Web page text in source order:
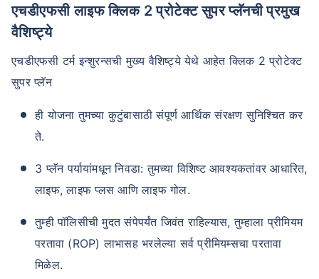
एचडीएफसी लाइफ क्लिक 2 प्रोटेक्ट सुपर प्लॅनची ​​प्रमुख
वैशिष्ट्ये
एचडीएफसी टर्म इन्शुरन्सची मुख्य वैशिष्ट्ये येथे आहेत क्लिक 2 प्रोटेक्ट
सुपर प्लॅन
ही योजना तुमच्या कुटुंबासाठी संपूर्ण आर्थिक संरक्षण सुनिश्चित कर
ते.
3 प्लॅन पर्यायांमधून निवडा: तुमच्या विशिष्ट आवश्यकतांवर आधारित,
लाइफ, लाइफ प्लस आणि लाइफ गोल.
तुम्ही पॉलिसीची मुदत संपेपर्यंत जिवंत राहिल्यास, तुम्हाला प्रीमियम
परतावा (ROP) लाभासह भरलेल्या सर्व प्रीमियम्सचा परतावा
मिळेल.